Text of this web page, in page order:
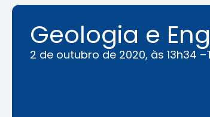
Geologia e
2 de outubro de 2020, às 13h34 –